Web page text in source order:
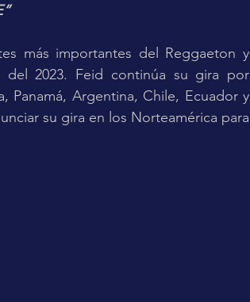
más importantes del Reggaeton y
2023. Feid continúa su gira por
Panamá, Argentina, Chile, Ecuador y
su gira en los Norteamérica para